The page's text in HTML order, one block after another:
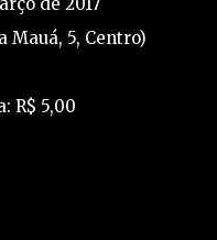
de 2017
Mauá, 5, Centro)
R$ 5,00